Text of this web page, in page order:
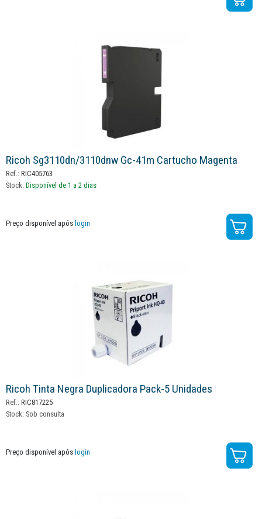
Ricoh Sg3110dn/3110dnw Gc-41m Cartucho Magenta
Ref.: RIC405763
Stock: Disponível de 1 a 2 dias
Preço disponível após login
Ricoh Tinta Negra Duplicadora Pack-5 Unidades
Ref.: RIC817225
Stock: Sob consulta
Preço disponível após login